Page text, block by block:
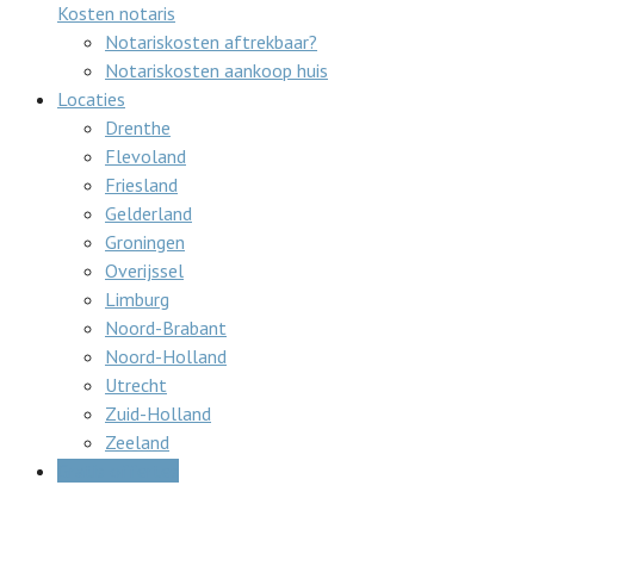
Kosten notaris
Notariskosten aftrekbaar?
Notariskosten aankoop huis
Locaties
Drenthe
Flevoland
Friesland
Gelderland
Groningen
Overijssel
Limburg
Noord-Brabant
Noord-Holland
Utrecht
Zuid-Holland
Zeeland